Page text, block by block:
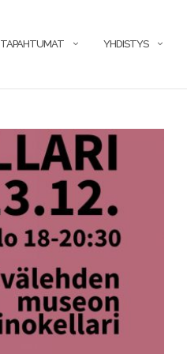
TAPAHTUMAT YHDISTYS